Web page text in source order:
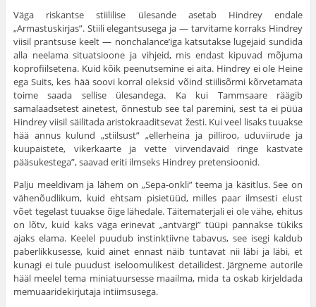
Väga riskantse stiililise ülesande asetab Hindrey endale
„Armastuskirjas”. Stiili elegantsusega ja — tarvitame korraks Hindrey
viisil prantsuse keelt — nonchalance’iga katsutakse lugejaid sundida
alla neelama situatsioone ja vihjeid, mis endast kipuvad mõjuma
koprofiilsetena. Kuid kõik peenutsemine ei aita. Hindrey ei ole Heine
ega Suits, kes hää soovi korral oleksid võind stiilisõrmi kõrvetamata
toime saada sellise ülesandega. Ka kui Tammsaare räägib
samalaadsetest ainetest, õnnestub see tal paremini, sest ta ei püüa
Hindrey viisil säilitada aristokraaditsevat žesti. Kui veel lisaks tuuakse
hää annus kulund „stiilsust” „ellerheina ja pilliroo, uduviirude ja
kuupaistete, vikerkaarte ja vette virvendavaid ringe kastvate
pääsukestega”, saavad eriti ilmseks Hindrey pretensioonid.
Palju meeldivam ja lähem on „Sepa-onkli” teema ja käsitlus. See on
vähenõudlikum, kuid ehtsam pisietüüd, milles paar ilmsesti elust
võet tegelast tuuakse õige lähedale. Täitematerjali ei ole vähe, ehitus
on lõtv, kuid kaks väga erinevat „antvärgi” tüüpi pannakse tükiks
ajaks elama. Keelel puudub instinktiivne tabavus, see isegi kaldub
paberlikkusesse, kuid ainet ennast näib tuntavat nii läbi ja läbi, et
kunagi ei tule puudust iseloomulikest detailidest. Järgneme autorile
hääl meelel tema miniatuursesse maailma, mida ta oskab kirjeldada
memuaaridekirjutaja intiimsusega.